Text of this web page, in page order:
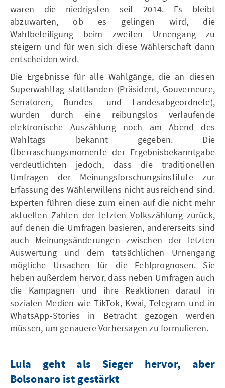
waren die niedrigsten seit 2014. Es bleibt
abzuwarten, ob es gelingen wird, die
Wahlbeteiligung beim zweiten Urnengang zu
steigern und für wen sich diese Wählerschaft dann
entscheiden wird.
Die Ergebnisse für alle Wahlgänge, die an diesen
Superwahltag stattfanden (Präsident, Gouverneure,
Senatoren, Bundes- und Landesabgeordnete),
wurden durch eine reibungslos verlaufende
elektronische Auszählung noch am Abend des
Wahltags bekannt gegeben. Die
Überraschungsmomente der Ergebnisbekanntgabe
verdeutlichten jedoch, dass die traditionellen
Umfragen der Meinungsforschungsinstitute zur
Erfassung des Wählerwillens nicht ausreichend sind.
Experten führen diese zum einen auf die nicht mehr
aktuellen Zahlen der letzten Volkszählung zurück,
auf denen die Umfragen basieren, andererseits sind
auch Meinungsänderungen zwischen der letzten
Auswertung und dem tatsächlichen Urnengang
mögliche Ursachen für die Fehlprognosen. Sie
heben außerdem hervor, dass neben Umfragen auch
die Kampagnen und ihre Reaktionen darauf in
sozialen Medien wie TikTok, Kwai, Telegram und in
WhatsApp-Stories in Betracht gezogen werden
müssen, um genauere Vorhersagen zu formulieren.
Lula geht als Sieger hervor, aber
Bolsonaro ist gestärkt